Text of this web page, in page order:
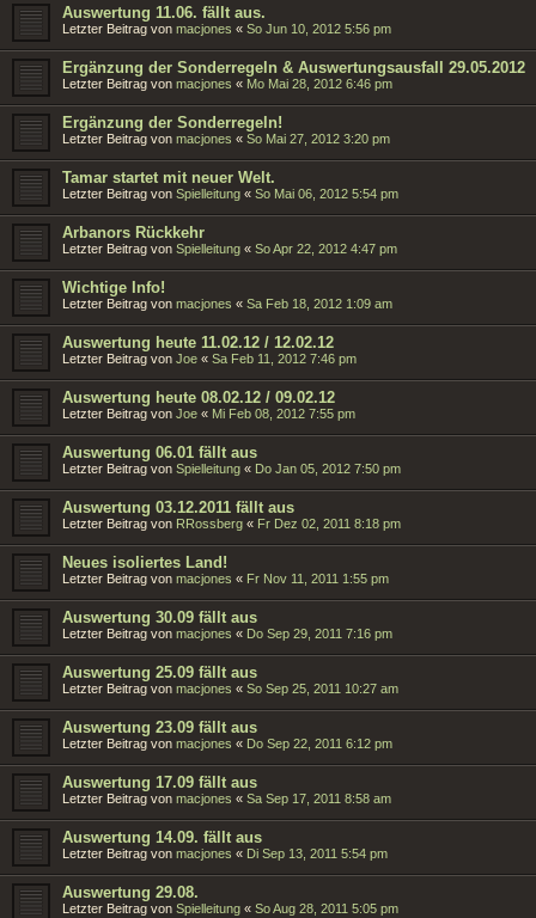
Auswertung 11.06. fällt aus.
Letzter Beitrag von macjones « So Jun 10, 2012 5:56 pm
Ergänzung der Sonderregeln & Auswertungsausfall 29.05.2012
Letzter Beitrag von macjones « Mo Mai 28, 2012 6:46 pm
Ergänzung der Sonderregeln!
Letzter Beitrag von macjones « So Mai 27, 2012 3:20 pm
Tamar startet mit neuer Welt.
Letzter Beitrag von Spielleitung « So Mai 06, 2012 5:54 pm
Arbanors Rückkehr
Letzter Beitrag von Spielleitung « So Apr 22, 2012 4:47 pm
Wichtige Info!
Letzter Beitrag von macjones « Sa Feb 18, 2012 1:09 am
Auswertung heute 11.02.12 / 12.02.12
Letzter Beitrag von Joe « Sa Feb 11, 2012 7:46 pm
Auswertung heute 08.02.12 / 09.02.12
Letzter Beitrag von Joe « Mi Feb 08, 2012 7:55 pm
Auswertung 06.01 fällt aus
Letzter Beitrag von Spielleitung « Do Jan 05, 2012 7:50 pm
Auswertung 03.12.2011 fällt aus
Letzter Beitrag von RRossberg « Fr Dez 02, 2011 8:18 pm
Neues isoliertes Land!
Letzter Beitrag von macjones « Fr Nov 11, 2011 1:55 pm
Auswertung 30.09 fällt aus
Letzter Beitrag von macjones « Do Sep 29, 2011 7:16 pm
Auswertung 25.09 fällt aus
Letzter Beitrag von macjones « So Sep 25, 2011 10:27 am
Auswertung 23.09 fällt aus
Letzter Beitrag von macjones « Do Sep 22, 2011 6:12 pm
Auswertung 17.09 fällt aus
Letzter Beitrag von macjones « Sa Sep 17, 2011 8:58 am
Auswertung 14.09. fällt aus
Letzter Beitrag von macjones « Di Sep 13, 2011 5:54 pm
Auswertung 29.08.
Letzter Beitrag von Spielleitung « So Aug 28, 2011 5:05 pm